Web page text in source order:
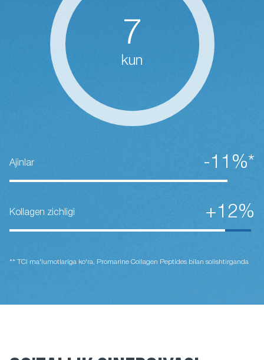
7
kun
Ajinlar -11%*
Kollagen zichligi +12%
** TCI ma'lumotlariga ko'ra, Promarine Collagen Peptides bilan solishtirganda